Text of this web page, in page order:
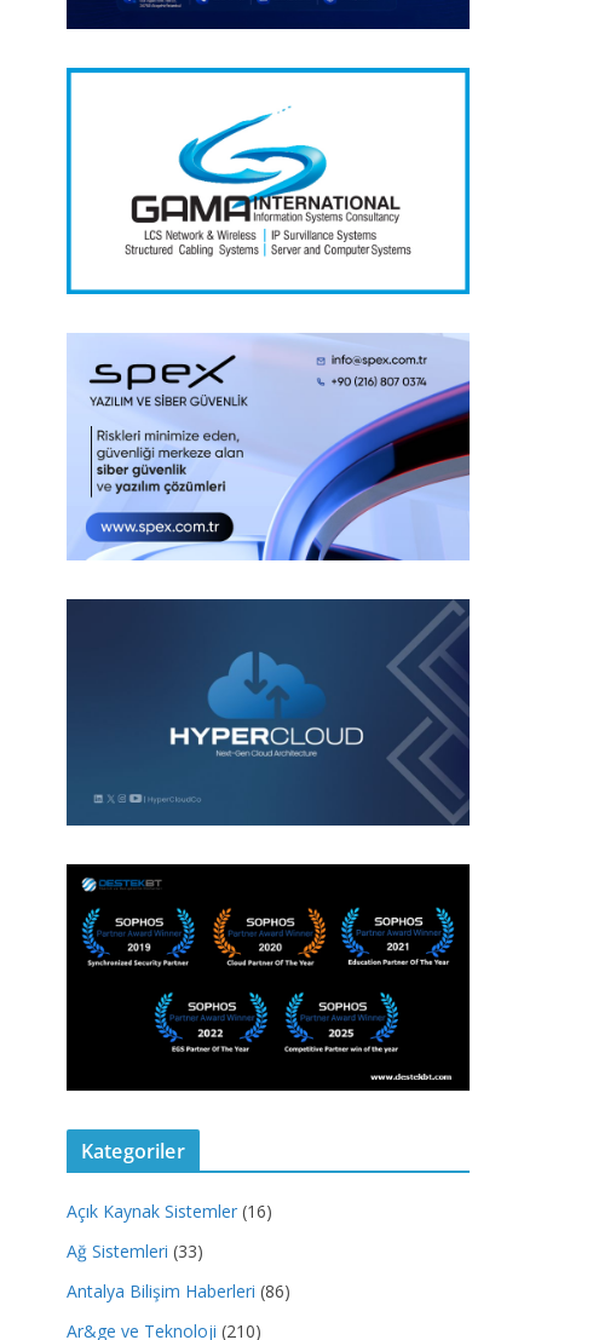
Kategoriler
Açık Kaynak Sistemler (16)
Ağ Sistemleri (33)
Antalya Bilişim Haberleri (86)
Ar&ge ve Teknoloji (210)